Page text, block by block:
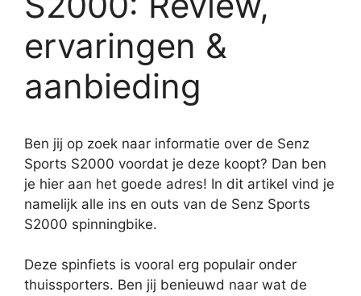
ervaringen &
aanbieding
Ben jij op zoek naar informatie over de Senz
Sports S2000 voordat je deze koopt? Dan ben
je hier aan het goede adres! In dit artikel vind je
namelijk alle ins en outs van de Senz Sports
S2000 spinningbike.
Deze spinfiets is vooral erg populair onder
thuissporters. Ben jij benieuwd naar wat de